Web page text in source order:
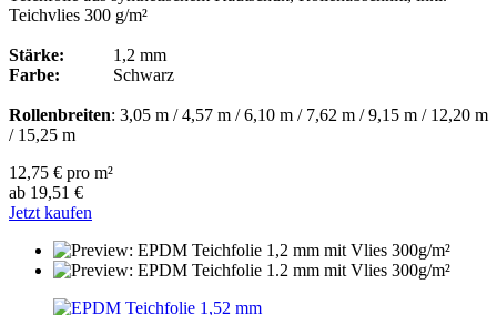
Teichvlies 300 g/m²
Stärke:
1,2 mm
Farbe:
Schwarz
Rollenbreiten: 3,05 m / 4,57 m / 6,10 m / 7,62 m / 9,15 m / 12,20 m
/ 15,25 m
12,75 € pro m²
ab 19,51 €
Jetzt kaufen